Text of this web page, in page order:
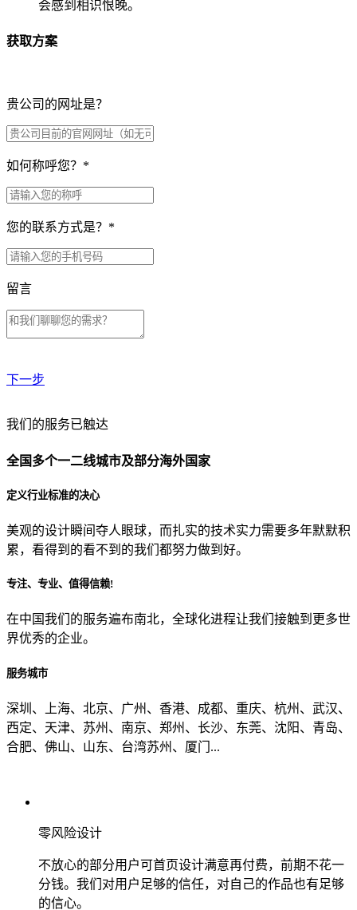
会感到相识恨晚。
获取方案
贵公司的网址是？
如何称呼您？ *
您的联系方式是？ *
留言
下一步
贵公司预算范围是？
贵公司的团队规模是？
目前主要的营销渠道是？
我们的服务已触达
全国多个一二线城市及部分海外国家
定义行业标准的决心
美观的设计瞬间夺人眼球，而扎实的技术实力需要多年默默积
累，看得到的看不到的我们都努力做到好。
专注、专业、值得信赖!
在中国我们的服务遍布南北，全球化进程让我们接触到更多世
界优秀的企业。
服务城市
深圳、上海、北京、广州、香港、成都、重庆、杭州、武汉、
西定、天津、苏州、南京、郑州、长沙、东莞、沈阳、青岛、
合肥、佛山、山东、台湾苏州、厦门...
零风险设计
不放心的部分用户可首页设计满意再付费，前期不花一
分钱。我们对用户足够的信任，对自己的作品也有足够
的信心。